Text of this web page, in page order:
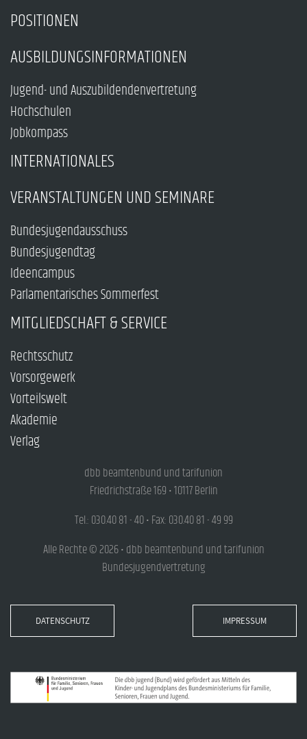
POSITIONEN
AUSBILDUNGSINFORMATIONEN
Jugend- und Auszubildendenvertretung
Hochschulen
Jobkompass
INTERNATIONALES
VERANSTALTUNGEN UND SEMINARE
Bundesjugendausschuss
Bundesjugendtag
Ideencampus
Parlamentarisches Sommerfest
MITGLIEDSCHAFT & SERVICE
Rechtsschutz
Vorsorgewerk
Vorteilswelt
Akademie
Verlag
dbb beamtenbund und tarifunion
Friedrichstraße 169 • 10117 Berlin
Tel.: 030.40 81 - 40 • Fax: 030.40 81 - 49 99
Alle Rechte © 2026 • dbb beamtenbund und tarifunion
Bundesjugendvertretung
DATENSCHUTZ IMPRESSUM